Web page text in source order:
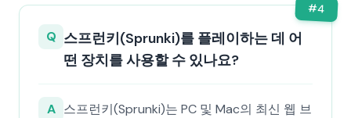
#4
Q 스프런키(Sprunki)를 플레이하는 데 어
떤 장치를 사용할 수 있나요?
A 스프런키(Sprunki)는 PC 및 Mac의 최신 웹 브